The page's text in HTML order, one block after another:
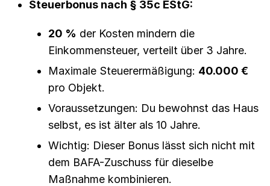
Steuerbonus nach § 35c EStG:
20 % der Kosten mindern die
Einkommensteuer, verteilt über 3 Jahre.
Maximale Steuerermäßigung: 40.000 €
pro Objekt.
Voraussetzungen: Du bewohnst das Haus
selbst, es ist älter als 10 Jahre.
Wichtig: Dieser Bonus lässt sich nicht mit
dem BAFA-Zuschuss für dieselbe
Maßnahme kombinieren.